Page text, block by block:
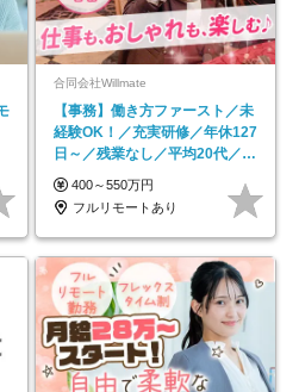
合同会社Willmate
【事務】働き方ファースト／未
経験OK！／充実研修／年休127
日～／残業なし／平均20代／リ
モートOK
400～550万円
フルリモートあり